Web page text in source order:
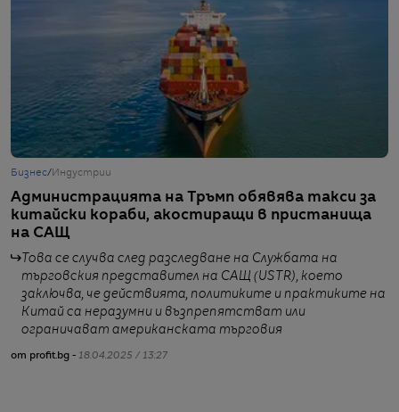
Бизнес/ Индустрии
Администрацията на Тръмп обявява такси за
китайски кораби, акостиращи в пристанища
на САЩ
Това се случва след разследване на Службата на
търговския представител на САЩ (USTR), което
заключва, че действията, политиките и практиките на
Китай са неразумни и възпрепятстват или
ограничават американската търговия
от profit.bg - 18.04.2025 / 13:27